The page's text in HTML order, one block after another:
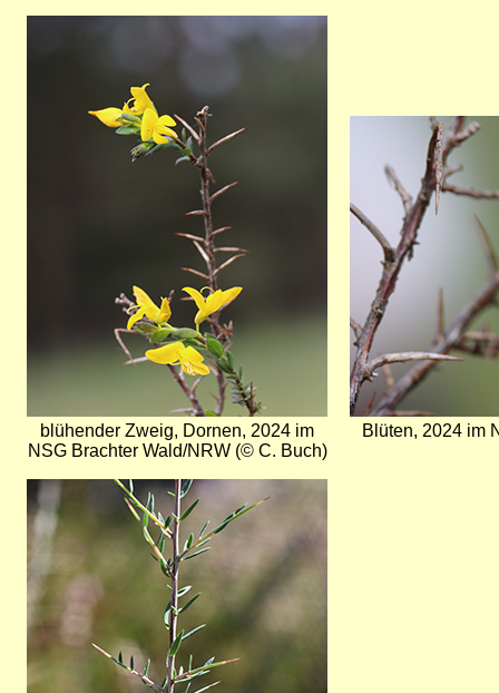
blühender Zweig, Dornen, 2024 im
NSG Brachter Wald/NRW (© C. Buch)
Blüten, 2024 im
Bild